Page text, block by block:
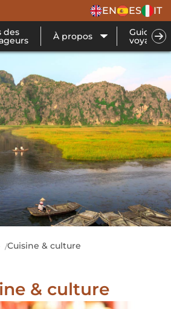
EN ES IT
des À propos Guide de
voyage
Cuisine & culture
& culture